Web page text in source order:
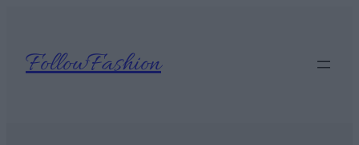
tartalomhoz
FollowFashion